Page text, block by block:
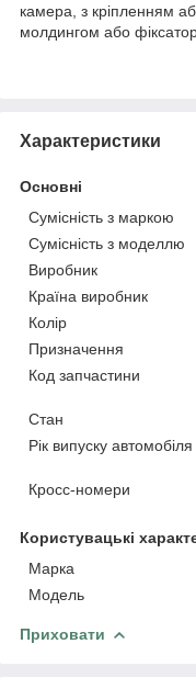
камера, з кріпленням
молдингом або
Характеристики
Основні
Сумісність з маркою
Сумісність з моделлю
Виробник
Країна виробник
Колір
Призначення
Код запчастини
Стан
Рік випуску автомобіля
Кросс-номери
Користувацькі
Марка
Модель
Приховати